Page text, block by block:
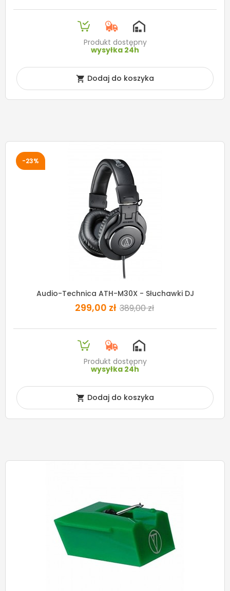
Produkt dostępny
wysyłka 24h
 Dodaj do koszyka
-23%
Audio-Technica ATH-M30X - Słuchawki DJ
299,00 zł 389,00 zł
Produkt dostępny
wysyłka 24h
 Dodaj do koszyka